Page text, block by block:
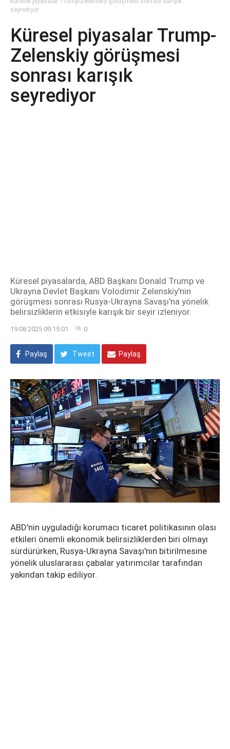
seyrediyor
Küresel piyasalar Trump-
Zelenskiy görüşmesi
sonrası karışık
seyrediyor
Küresel piyasalarda, ABD Başkanı Donald Trump ve
Ukrayna Devlet Başkanı Volodimir Zelenskiy'nin
görüşmesi sonrası Rusya-Ukrayna Savaşı'na yönelik
belirsizliklerin etkisiyle karışık bir seyir izleniyor.
19.08.2025 09:15:01 0
Paylaş Tweet Paylaş
ABD'nin uyguladığı korumacı ticaret politikasının olası
etkileri önemli ekonomik belirsizliklerden biri olmayı
sürdürürken, Rusya-Ukrayna Savaşı'nın bitirilmesine
yönelik uluslararası çabalar yatırımcılar tarafından
yakından takip ediliyor.